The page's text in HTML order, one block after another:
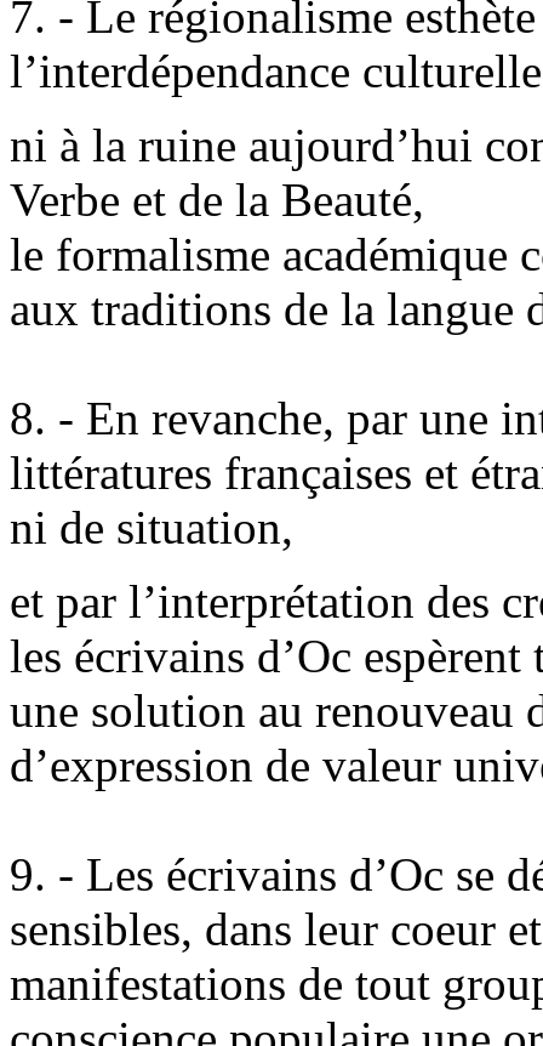
7. - Le régionalisme
l’interdépendance
ni à la ruine aujourd’hui
Verbe et de la Beauté,
le formalisme académique
aux traditions de la langue
8. - En revanche, par une
littératures françaises et
ni de situation,
et par l’interprétation des
les écrivains d’Oc
une solution au renouveau
d’expression de valeur
9. - Les écrivains d’Oc se
sensibles, dans leur coeur
manifestations de tout